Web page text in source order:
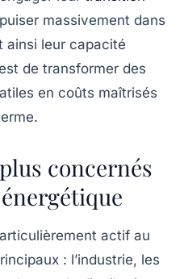
massivement dans
ainsi leur capacité
de transformer des
en coûts maîtrisés
concernés
actif au
: l’industrie, les